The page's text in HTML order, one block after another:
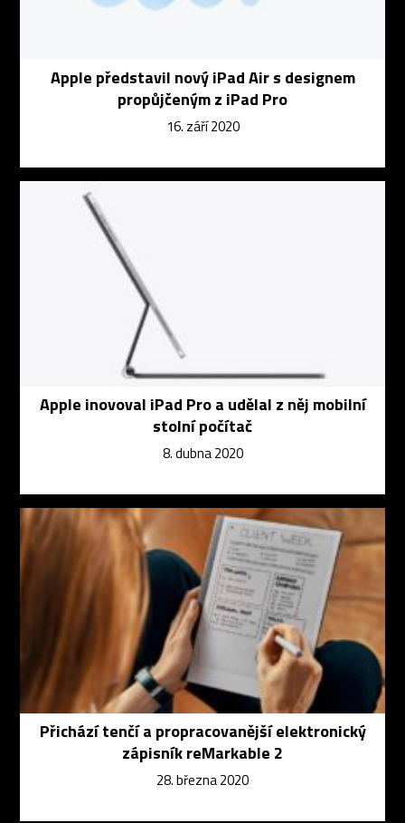
Apple představil nový iPad Air s designem
propůjčeným z iPad Pro
16. září 2020
Apple inovoval iPad Pro a udělal z něj mobilní
stolní počítač
8. dubna 2020
Přichází tenčí a propracovanější elektronický
zápisník reMarkable 2
28. března 2020